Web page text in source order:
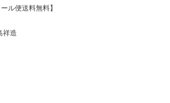
ル便送料無料】
祥造